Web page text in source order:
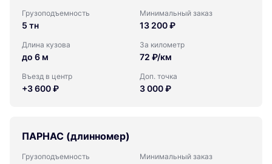
Грузоподъемность
5 тн
Минимальный заказ
13 200 ₽
Длина кузова
до 6 м
За километр
72 ₽/км
Въезд в центр
+3 600 ₽
Доп. точка
3 000 ₽
ПАРНАС (длинномер)
Грузоподъемность Минимальный заказ